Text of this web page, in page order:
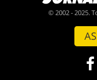
© 2002 - 2025.